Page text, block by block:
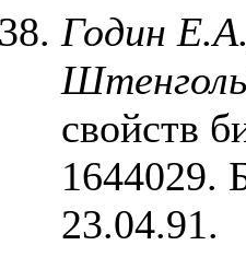
Годин
свойств
1644029.
23.04.91.